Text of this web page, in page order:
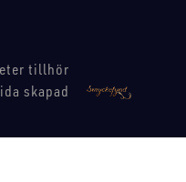
tillhör
skapad